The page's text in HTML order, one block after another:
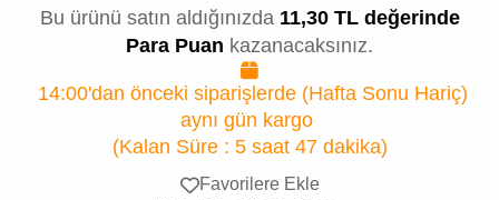
Bu ürünü satın aldığınızda 11,30 TL değerinde
Para Puan kazanacaksınız.
14:00'dan önceki siparişlerde (Hafta Sonu Hariç)
aynı gün kargo
(Kalan Süre : 5 saat 47 dakika)
Favorilere Ekle